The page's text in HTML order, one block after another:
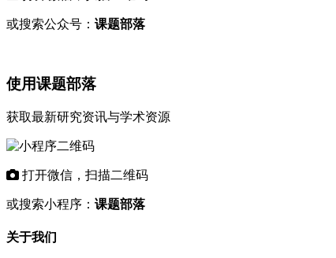
或搜索公众号： 课题部落
使用课题部落
获取最新研究资讯与学术资源
打开微信，扫描二维码
或搜索小程序： 课题部落
关于我们